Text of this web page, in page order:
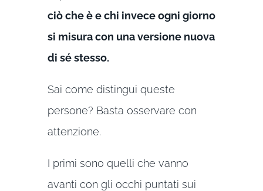
ciò che è e chi invece ogni giorno
si misura con una versione nuova
di sé stesso.
Sai come distingui queste
persone? Basta osservare con
attenzione.
I primi sono quelli che vanno
avanti con gli occhi puntati sui